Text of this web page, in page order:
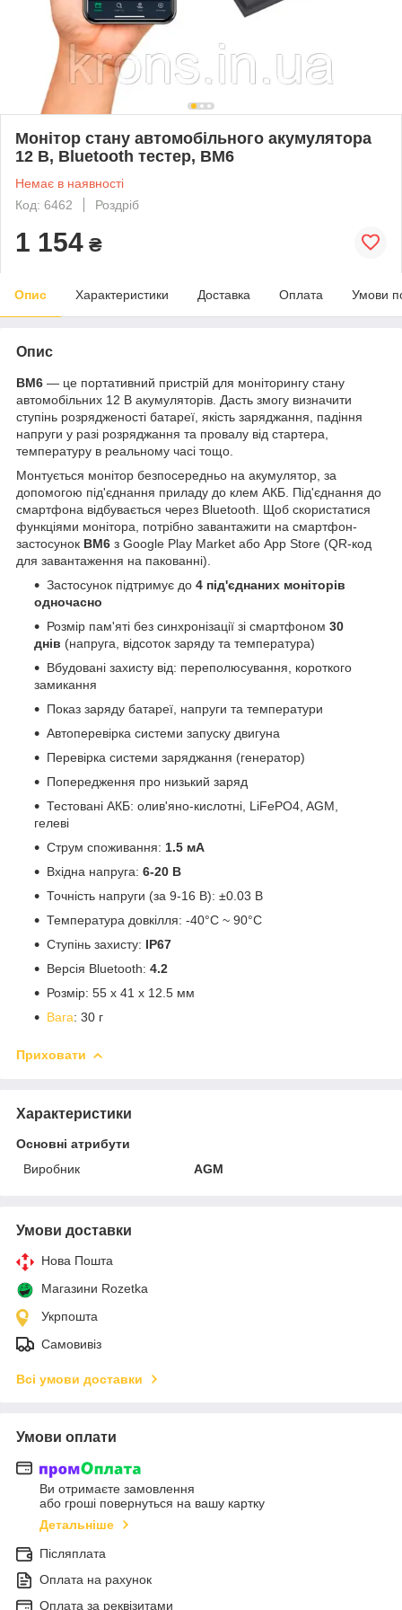
Монітор стану автомобільного акумулятора
12 В, Bluetooth тестер, BM6
Немає в наявності
Код: 6462
Роздріб
1 154 ₴
Опис Характеристики Доставка Оплата Умови
Опис
BM6 — це портативний пристрій для моніторингу стану
автомобільних 12 В акумуляторів. Дасть змогу визначити
ступінь розрядженості батареї, якість заряджання, падіння
напруги у разі розряджання та провалу від стартера,
температуру в реальному часі тощо.
Монтується монітор безпосередньо на акумулятор, за
допомогою під'єднання приладу до клем АКБ. Під'єднання до
смартфона відбувається через Bluetooth. Щоб скористатися
функціями монітора, потрібно завантажити на смартфон-
застосунок BM6 з Google Play Market або App Store (QR-код
для завантаження на пакованні).
Застосунок підтримує до 4 під'єднаних моніторів
одночасно
Розмір пам'яті без синхронізації зі смартфоном 30
днів (напруга, відсоток заряду та температура)
Вбудовані захисту від: переполюсування, короткого
замикання
Показ заряду батареї, напруги та температури
Автоперевірка системи запуску двигуна
Перевірка системи заряджання (генератор)
Попередження про низький заряд
Тестовані АКБ: олив'яно-кислотні, LiFePO4, AGM,
гелеві
Струм споживання: 1.5 мА
Вхідна напруга: 6-20 В
Точність напруги (за 9-16 В): ±0.03 В
Температура довкілля: -40°C ~ 90°C
Ступінь захисту: IP67
Версія Bluetooth: 4.2
Розмір: 55 х 41 х 12.5 мм
Вага: 30 г
Приховати
Характеристики
Основні атрибути
Виробник
AGM
Умови доставки
Нова Пошта
Магазини Rozetka
Укрпошта
Самовивіз
Всі умови доставки
Умови оплати
Ви отримаєте замовлення
або гроші повернуться на вашу картку
Детальніше
Післяплата
Оплата на рахунок
Оплата за реквізитами